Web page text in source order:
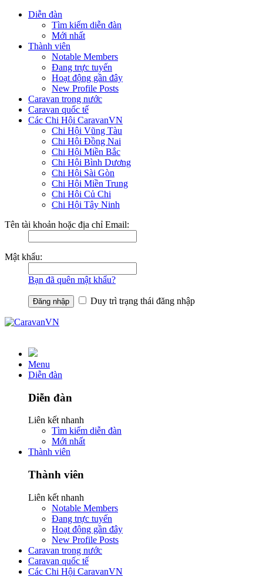
Diễn đàn
Tìm kiếm diễn đàn
Mới nhất
Thành viên
Notable Members
Đang trực tuyến
Hoạt động gần đây
New Profile Posts
Caravan trong nước
Caravan quốc tế
Các Chi Hội CaravanVN
Chi Hội Vũng Tàu
Chi Hội Đồng Nai
Chi Hội Miền Bắc
Chi Hội Bình Dương
Chi Hội Sài Gòn
Chi Hội Miền Trung
Chi Hội Củ Chi
Chi Hội Tây Ninh
Tên tài khoản hoặc địa chỉ Email:
Mật khẩu:
Bạn đã quên mật khẩu?
Duy trì trạng thái đăng nhập
Menu
Diễn đàn
Diễn đàn
Liên kết nhanh
Tìm kiếm diễn đàn
Mới nhất
Thành viên
Thành viên
Liên kết nhanh
Notable Members
Đang trực tuyến
Hoạt động gần đây
New Profile Posts
Caravan trong nước
Caravan quốc tế
Các Chi Hội CaravanVN